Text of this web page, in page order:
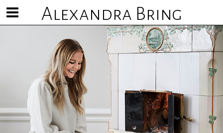
Alexandra Bring
Visa/göm
meny